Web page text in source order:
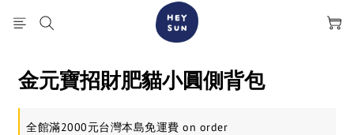
金元寶招財肥貓小圓側背包
全館滿2000元台灣本島免運費 on order